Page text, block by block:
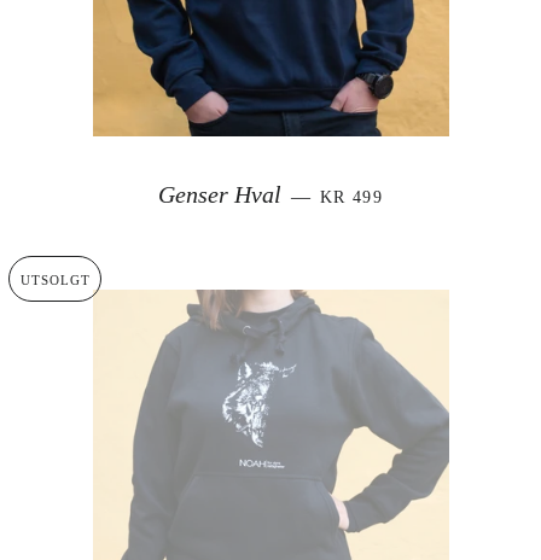
Genser Hval — VANLIG PRIS
KR 499
UTSOLGT